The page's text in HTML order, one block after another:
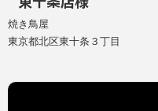
焼き鳥屋
東京都北区東十条３丁目